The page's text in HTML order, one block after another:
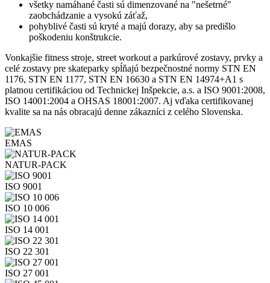
všetky namáhané časti sú dimenzované na "nešetrné"
zaobchádzanie a vysokú záťaž,
pohyblivé časti sú kryté a majú dorazy, aby sa predišlo
poškodeniu konštrukcie.
Vonkajšie fitness stroje, street workout a parkúrové zostavy, prvky a
celé zostavy pre skateparky spĺňajú bezpečnostné normy STN EN
1176, STN EN 1177, STN EN 16630 a STN EN 14974+A1 s
platnou certifikáciou od Technickej Inšpekcie, a.s. a ISO 9001:2008,
ISO 14001:2004 a OHSAS 18001:2007. Aj vďaka certifikovanej
kvalite sa na nás obracajú denne zákazníci z celého Slovenska.
EMAS
NATUR-PACK
ISO 9001
ISO 10 006
ISO 14 001
ISO 22 301
ISO 27 001